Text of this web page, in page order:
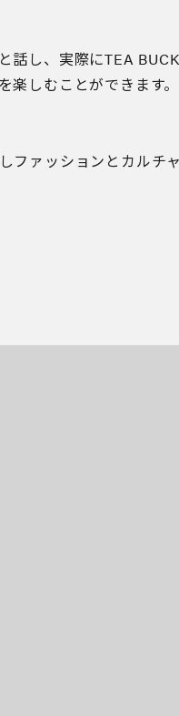
し、実際にTEA
しむことができます。
ァッションとカルチ